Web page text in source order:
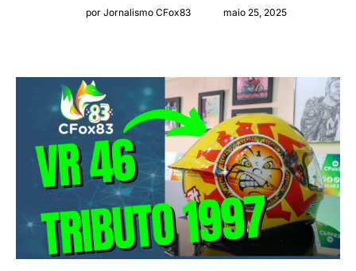
por Jornalismo CFox83 maio 25, 2025